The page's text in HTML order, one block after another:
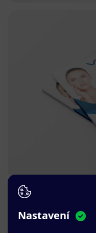
Nastavení